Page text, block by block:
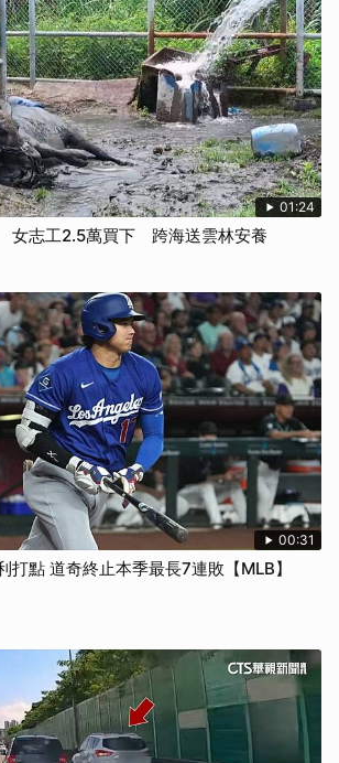
01:24
女志工2.5萬買下 跨海送雲林安養
00:31
打點 道奇終止本季最長7連敗【MLB】